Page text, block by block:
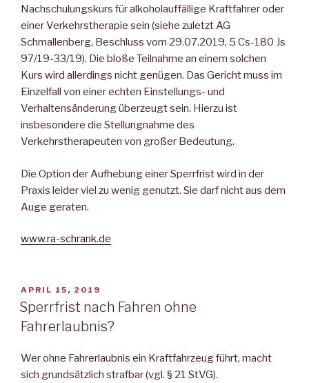
Nachschulungskurs für alkoholauffällige Kraftfahrer oder
einer Verkehrstherapie sein (siehe zuletzt AG
Schmallenberg, Beschluss vom 29.07.2019, 5 Cs-180 Js
97/19-33/19). Die bloße Teilnahme an einem solchen
Kurs wird allerdings nicht genügen. Das Gericht muss im
Einzelfall von einer echten Einstellungs- und
Verhaltensänderung überzeugt sein. Hierzu ist
insbesondere die Stellungnahme des
Verkehrstherapeuten von großer Bedeutung.
Die Option der Aufhebung einer Sperrfrist wird in der
Praxis leider viel zu wenig genutzt. Sie darf nicht aus dem
Auge geraten.
www.ra-schrank.de
VERÖFFENTLICHT
AM
APRIL 15, 2019
Sperrfrist nach Fahren ohne
Fahrerlaubnis?
Wer ohne Fahrerlaubnis ein Kraftfahrzeug führt, macht
sich grundsätzlich strafbar (vgl. § 21 StVG).